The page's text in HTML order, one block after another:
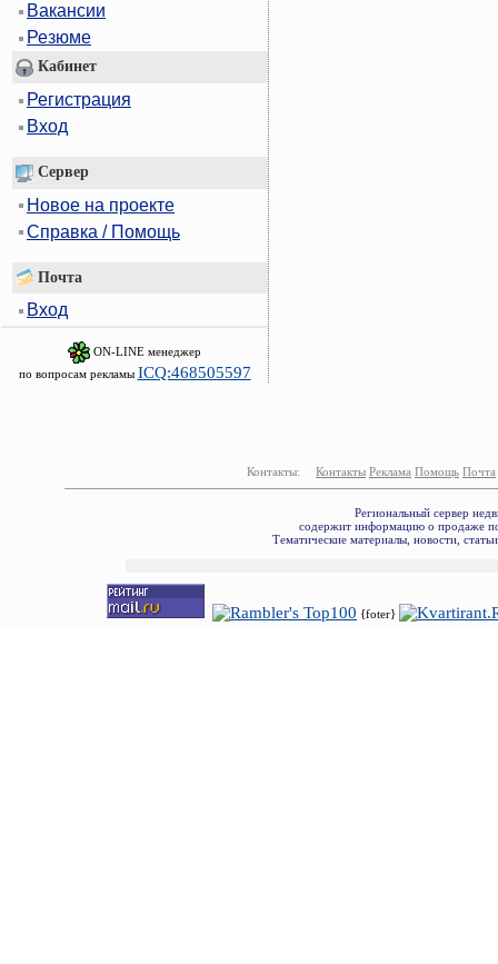
Вакансии
Резюме
Кабинет
Регистрация
Вход
Сервер
Новое на проекте
Справка / Помощь
Почта
Вход
ON-LINE менеджер
по вопросам рекламы ICQ:468505597
Контакты: Контакты Реклама Помощь Почта
Региональный сервер
содержит информацию о продаже
Тематические материалы, новости,
{foter}